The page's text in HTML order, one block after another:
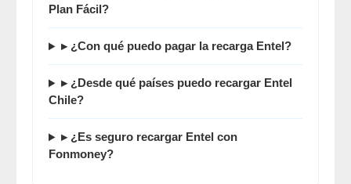
Plan Fácil?
▸ ¿Con qué puedo pagar la recarga Entel?
▸ ¿Desde qué países puedo recargar Entel
Chile?
▸ ¿Es seguro recargar Entel con
Fonmoney?